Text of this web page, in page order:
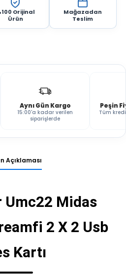
Orijinal
Ürün
Mağazadan
Teslim
Aynı Gün Kargo
15:00'a kadar verilen
siparişlerde
Peşin
Tüm
Açıklaması
Umc22 Midas
2 X 2 Usb
Kartı